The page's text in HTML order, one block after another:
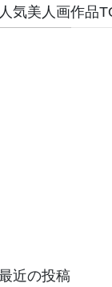
人気美人画作品
近の投稿